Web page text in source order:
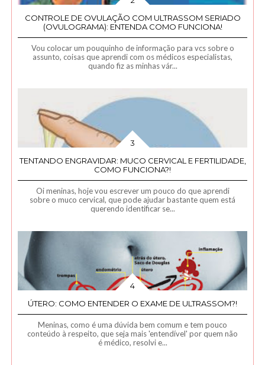
CONTROLE DE OVULAÇÃO COM ULTRASSOM SERIADO
(OVULOGRAMA): ENTENDA COMO FUNCIONA!
Vou colocar um pouquinho de informação para vcs sobre o
assunto, coisas que aprendi com os médicos especialistas,
quando fiz as minhas vár...
TENTANDO ENGRAVIDAR: MUCO CERVICAL E FERTILIDADE,
COMO FUNCIONA?!
Oi meninas, hoje vou escrever um pouco do que aprendi
sobre o muco cervical, que pode ajudar bastante quem está
querendo identificar se...
ÚTERO: COMO ENTENDER O EXAME DE ULTRASSOM?!
Meninas, como é uma dúvida bem comum e tem pouco
conteúdo à respeito, que seja mais 'entendível' por quem não
é médico, resolvi e...